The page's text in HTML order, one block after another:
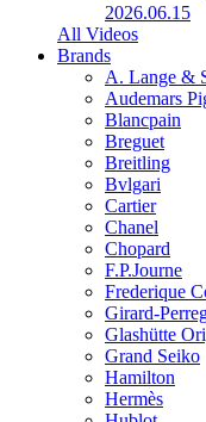
2026.06.15
All Videos
Brands
A. Lange &
Audemars
Blancpain
Breguet
Breitling
Bvlgari
Cartier
Chanel
Chopard
F.P.Journe
Frederique
Girard-
Glashütte
Grand Seiko
Hamilton
Hermès